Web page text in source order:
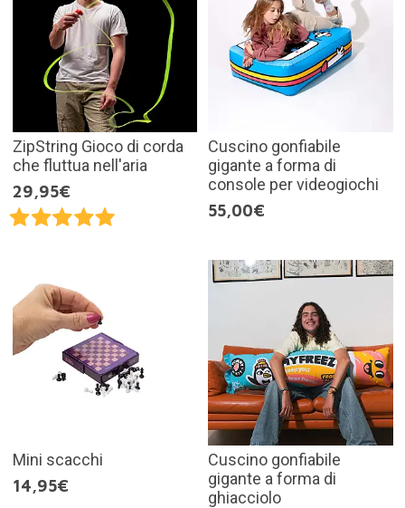
ZipString Gioco di corda
che fluttua nell'aria
29,95€
Cuscino gonfiabile
gigante a forma di
console per videogiochi
55,00€
Mini scacchi
14,95€
Cuscino gonfiabile
gigante a forma di
ghiacciolo